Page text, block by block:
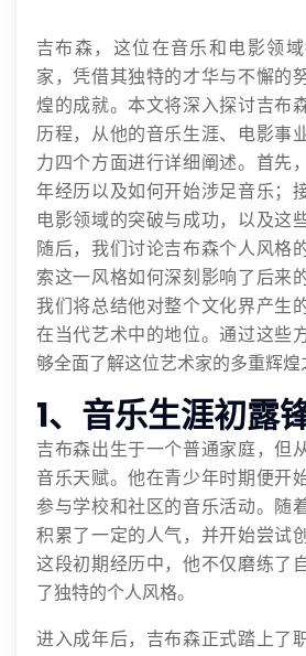
吉布森，这位在音乐和电影领
家，凭借其独特的才华与不懈的
煌的成就。本文将深入探讨吉布
历程，从他的音乐生涯、电影事
力四个方面进行详细阐述。首先
年经历以及如何开始涉足音乐；
电影领域的突破与成功，以及这
随后，我们讨论吉布森个人风格
索这一风格如何深刻影响了后来
我们将总结他对整个文化界产生
在当代艺术中的地位。通过这些
够全面了解这位艺术家的多重辉煌
1、音乐生涯初露
吉布森出生于一个普通家庭，但
音乐天赋。他在青少年时期便开
参与学校和社区的音乐活动。随
积累了一定的人气，并开始尝试
这段初期经历中，他不仅磨练了
了独特的个人风格。
进入成年后，吉布森正式踏上了